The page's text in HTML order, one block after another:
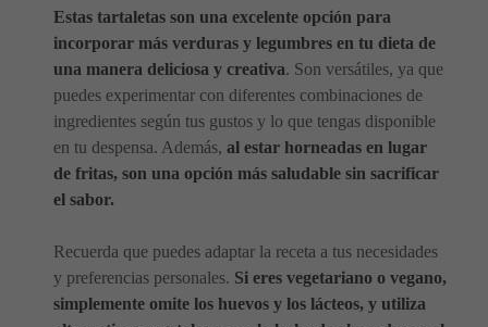
Estas tartaletas son una excelente opción para
incorporar más verduras y legumbres en tu dieta de
una manera deliciosa y creativa. Son versátiles, ya que
puedes experimentar con diferentes combinaciones de
ingredientes según tus gustos y lo que tengas disponible
en tu despensa. Además, al estar horneadas en lugar
de fritas, son una opción más saludable sin sacrificar
el sabor.
Recuerda que puedes adaptar la receta a tus necesidades
y preferencias personales. Si eres vegetariano o vegano,
simplemente omite los huevos y los lácteos, y utiliza